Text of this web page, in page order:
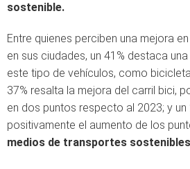
sostenible.
Entre quienes perciben una mejora
en sus ciudades, un 41% destaca
este tipo de vehículos, como
37% resalta la mejora del carril bici,
en dos puntos respecto al 2023; y un
positivamente el aumento de los
medios de transportes